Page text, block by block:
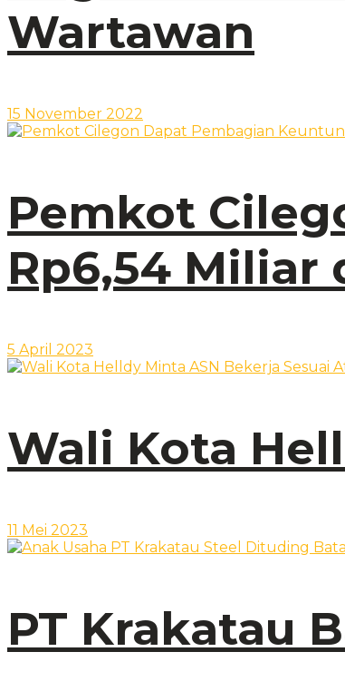
Wartawan
15 November 2022
Pemkot
Rp6,54 Miliar
5 April 2023
Wali Kota
11 Mei 2023
PT Krakatau